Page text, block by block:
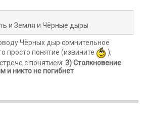
и Земля и Чёрные дыры
Чёрных дыр сомнительное
просто понятие (извините
),
с понятием: 3) Столкновение
и никто не погибнет